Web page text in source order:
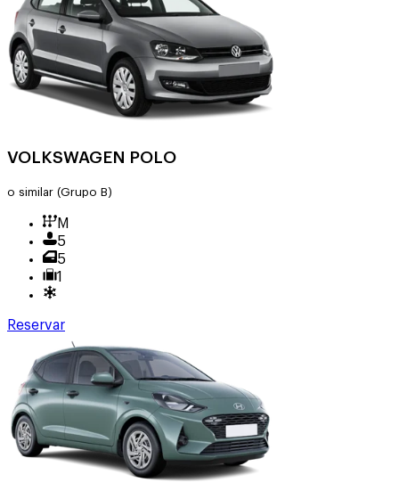
VOLKSWAGEN POLO
o similar (Grupo B)
M
5
5
1
Reservar